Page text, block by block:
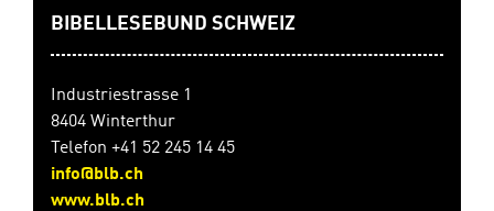
In Zusammenarbeit mit den Verlagen buch+musik und
BIBELLESEBUND SCHWEIZ
Industriestrasse 1
8404 Winterthur
Telefon +41 52 245 14 45
info@blb.ch
www.blb.ch